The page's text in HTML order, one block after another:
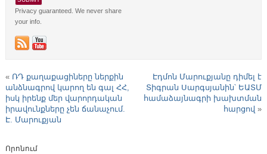
Privacy guaranteed. We never share
your info.
« ՌԴ քաղաքացիները ներքին
անձնագրով կարող են գալ ՀՀ,
իսկ իրենք մեր վարորդական
իրավունքները չեն ճանաչում.
Է. Մարուքյան
Էդմոն Մարուքյանը դիմել է
Տիգրան Սարգսյանին՝ ԵԱՏՄ
համաձայնագրի խախտման
հարցով »
Որոնում